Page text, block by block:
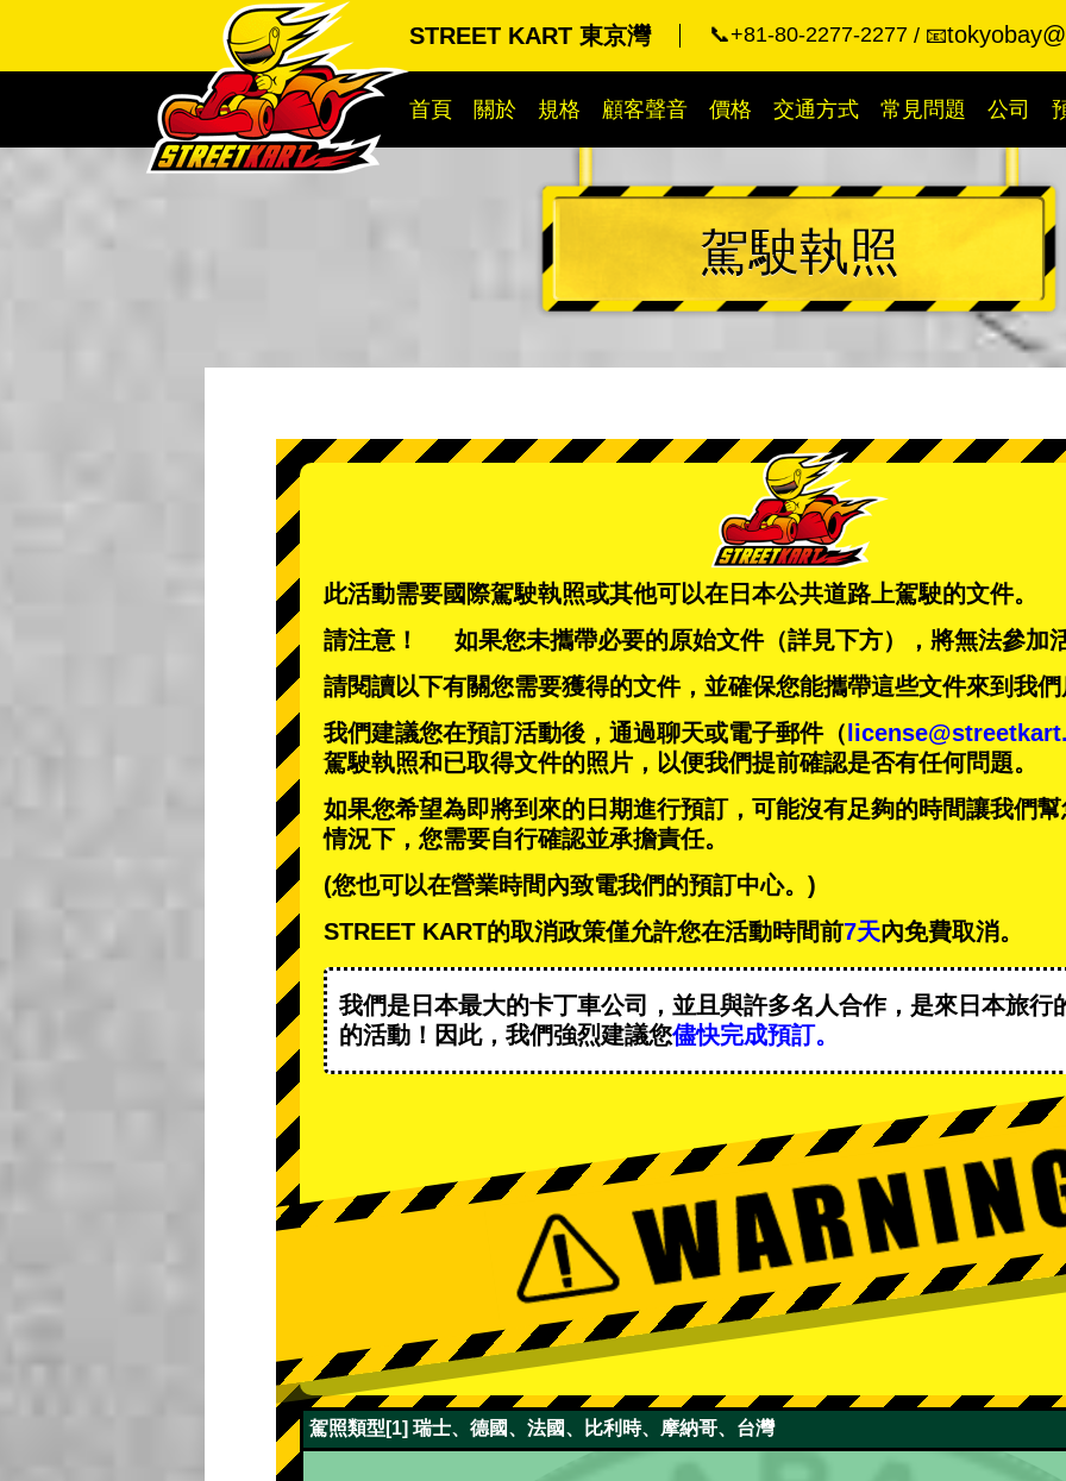
STREET KART 東京灣 📞+81-80-2277-2277 📧
首頁 關於 規格 顧客聲音 價格 交通方式 常見問題 公司
駕駛執照
此活動需要國際駕駛執照或其他可以在日本公共道路上駕駛的文件。
請注意！ 如果您未攜帶必要的原始文件（詳見下方），將無法參加
請閱讀以下有關您需要獲得的文件，並確保您能攜帶這些文件來到我
我們建議您在預訂活動後，通過聊天或電子郵件（
駕駛執照和已取得文件的照片，以便我們提前確認是否有任何問題。
如果您希望為即將到來的日期進行預訂，可能沒有足夠的時間讓我們
情況下，您需要自行確認並承擔責任。
(您也可以在營業時間內致電我們的預訂中心。)
STREET KART的取消政策僅允許您在活動時間前7天內免費取消。
我們是日本最大的卡丁車公司，並且與許多名人合作，是來日本旅行
的活動 ！因此，我們強烈建議您儘快完成預訂。
駕照類型[1] 瑞士、德國、法國、比利時、摩納哥、台灣